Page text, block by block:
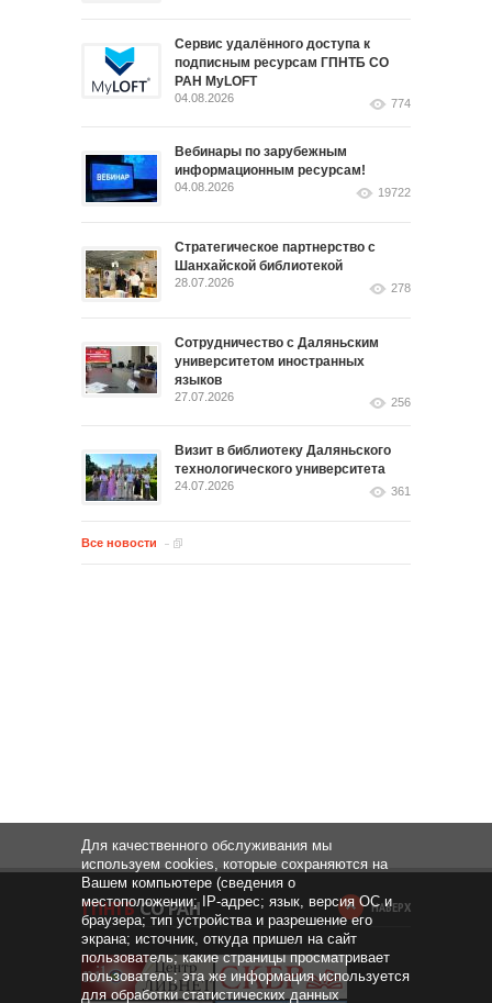
Сервис удалённого доступа к
подписным ресурсам ГПНТБ СО
РАН MyLOFT
04.08.2026 774
Вебинары по зарубежным
информационным ресурсам!
04.08.2026 19722
Стратегическое партнерство с
Шанхайской библиотекой
28.07.2026 278
Сотрудничество с Даляньским
университетом иностранных
языков
27.07.2026 256
Визит в библиотеку Даляньского
технологического университета
24.07.2026 361
Все новости
НАВЕРХ
Для качественного обслуживания мы
используем cookies, которые сохраняются на
Вашем компьютере (сведения о
местоположении; IP-адрес; язык, версия ОС и
браузера; тип устройства и разрешение его
экрана; источник, откуда пришел на сайт
пользователь; какие страницы просматривает
пользователь; эта же информация используется
для обработки статистических данных